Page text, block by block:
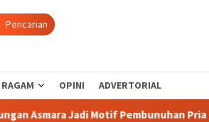
Pencarian
RAGAM OPINI ADVERTORIAL
Jadi Motif Pembunuhan Pria di